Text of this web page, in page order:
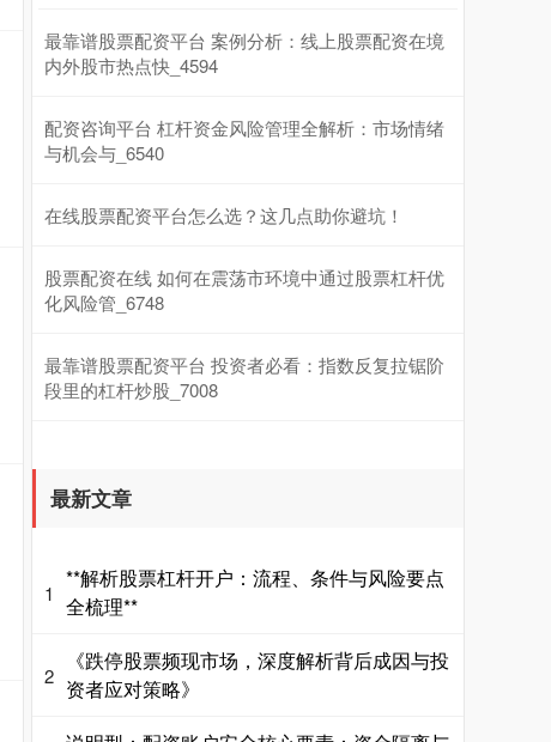
最靠谱股票配资平台 案例分析：线上股票配资在境
内外股市热点快_4594
配资咨询平台 杠杆资金风险管理全解析：市场情绪
与机会与_6540
在线股票配资平台怎么选？这几点助你避坑！
股票配资在线 如何在震荡市环境中通过股票杠杆优
化风险管_6748
最靠谱股票配资平台 投资者必看：指数反复拉锯阶
段里的杠杆炒股_7008
最新文章
1
**解析股票杠杆开户：流程、条件与风险要点
全梳理**
2
《跌停股票频现市场，深度解析背后成因与投
资者应对策略》